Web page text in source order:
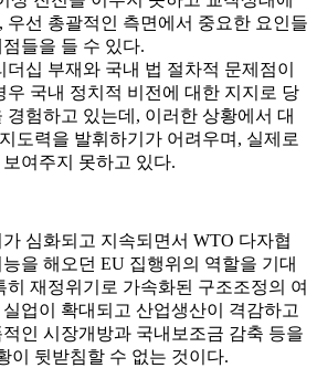
우선 총괄적인 측면에서 중요한 요인들
들을 들 수 있다.
십 부재와 국내 법 절차적 문제점이
우 국내 정치적 비전에 대한 지지로 당
경험하고 있는데, 이러한 상황에서 대
도력을 발휘하기가 어려우며, 실제로
여주지 못하고 있다.
심화되고 지속되면서 WTO 다자협
을 해오던 EU 집행위의 역할을 기대
재정위기로 가속화된 구조조정의 여
업이 확대되고 산업생산이 격감하고
인 시장개방과 국내보조금 감축 등을
이 뒷받침할 수 없는 것이다.